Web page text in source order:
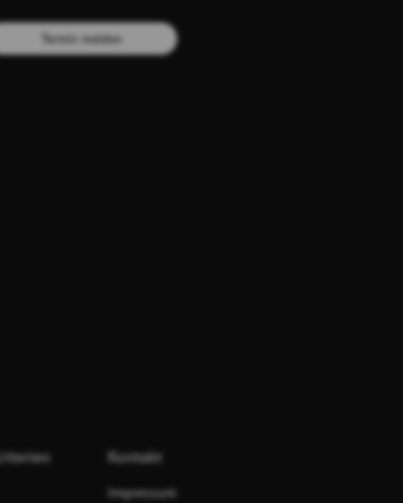
Termin melden
Kontakt
Impressum